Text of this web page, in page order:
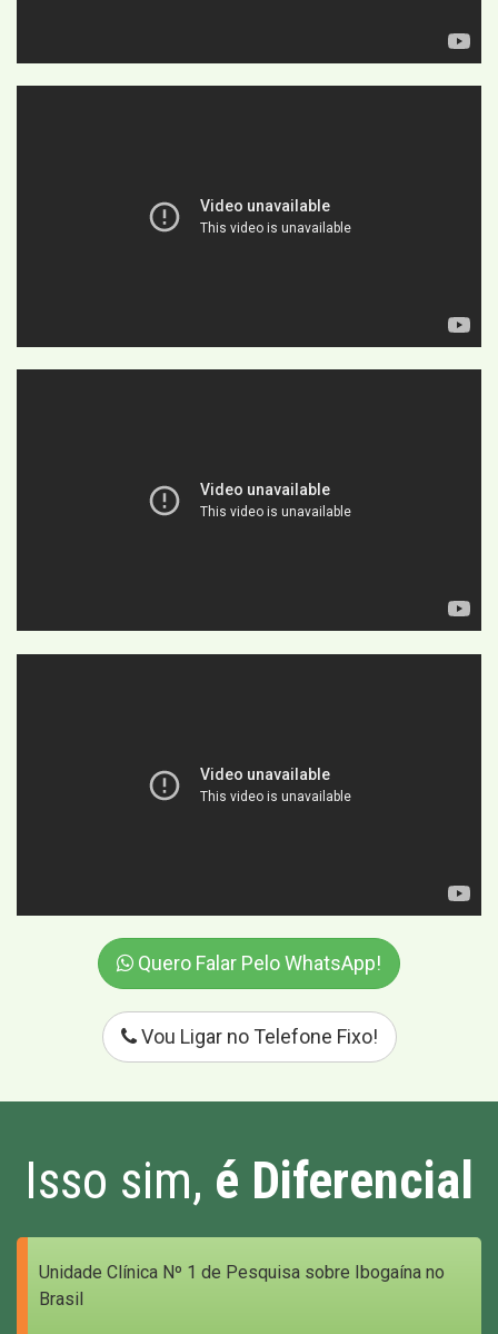
Quero Falar Pelo WhatsApp!
Vou Ligar no Telefone Fixo!
Isso sim, é Diferencial
Unidade Clínica Nº 1 de Pesquisa sobre Ibogaína no
Brasil